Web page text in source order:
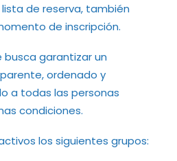
de reserva, también
de inscripción.
garantizar un
ordenado y
a todas las personas
condiciones.
los siguientes grupos: